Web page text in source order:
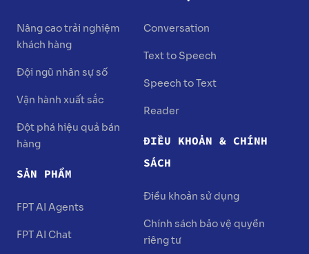
Nâng cao trải nghiệm
khách hàng
Đội ngũ nhân sự số
Vận hành xuất sắc
Đột phá hiệu quả bán
hàng
SẢN PHẨM
FPT AI Agents
FPT AI Chat
Conversation
Text to Speech
Speech to Text
Reader
ĐIỀU KHOẢN & CHÍNH
SÁCH
Điều khoản sử dụng
Chính sách bảo vệ quyền
riêng tư